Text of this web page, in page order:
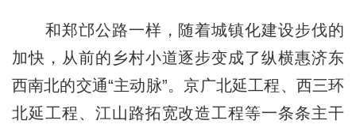
和郑邙公路一样，随着城镇化建设步伐的
加快，从前的乡村小道逐步变成了纵横惠济东
西南北的交通“主动脉”。京广北延工程、西三环
北延工程、江山路拓宽改造工程等一条条主干